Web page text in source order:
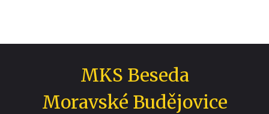
MKS Beseda
Moravské Budějovice